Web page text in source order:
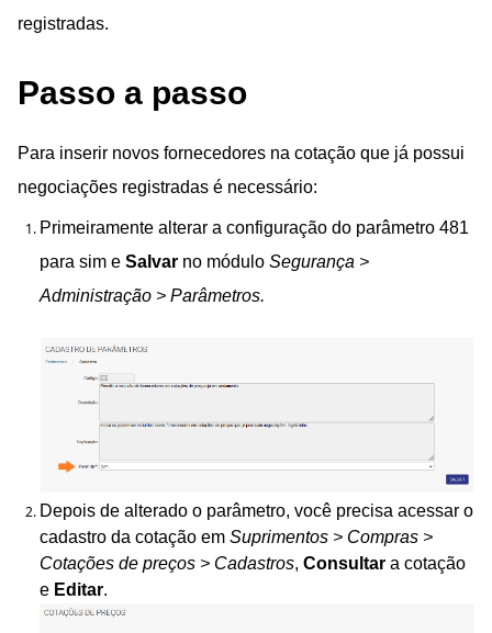
registradas.
Passo a passo
Para inserir novos fornecedores na cotação que já possui
negociações registradas é necessário:
Primeiramente alterar a configuração do parâmetro 481
para sim e Salvar no módulo Segurança >
Administração > Parâmetros.
Depois de alterado o parâmetro, você precisa acessar o
cadastro da cotação em Suprimentos > Compras >
Cotações de preços > Cadastros, Consultar a cotação
e Editar.